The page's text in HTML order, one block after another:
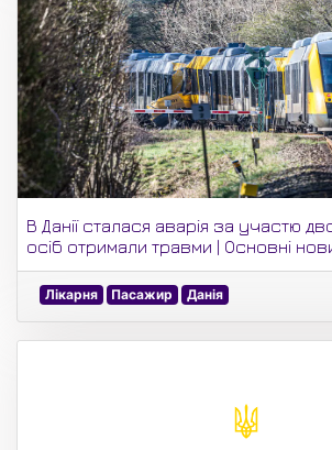
В Данії сталася аварія за участю
осіб отримали травми | Основні
Лікарня Пасажир Данія